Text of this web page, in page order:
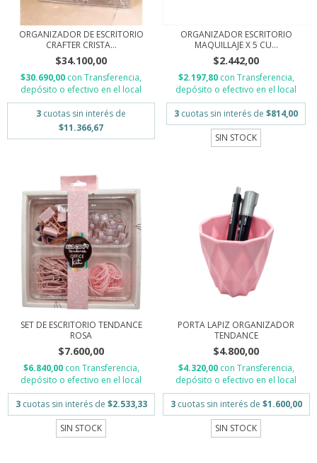
ORGANIZADOR DE ESCRITORIO
CRAFTER CRISTA...
$34.100,00
$30.690,00 con Transferencia,
depósito o efectivo en el local
3 cuotas sin interés de
$11.366,67
ORGANIZADOR ESCRITORIO
MAQUILLAJE X 5 CU...
$2.442,00
$2.197,80 con Transferencia,
depósito o efectivo en el local
3 cuotas sin interés de $814,00
SIN STOCK
SET DE ESCRITORIO TENDANCE
ROSA
$7.600,00
$6.840,00 con Transferencia,
depósito o efectivo en el local
3 cuotas sin interés de $2.533,33
SIN STOCK
PORTA LAPIZ ORGANIZADOR
TENDANCE
$4.800,00
$4.320,00 con Transferencia,
depósito o efectivo en el local
3 cuotas sin interés de $1.600,00
SIN STOCK